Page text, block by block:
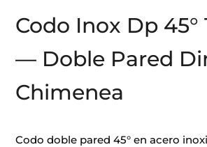
Codo Inox Dp 45°
— Doble Pared
Chimenea
Codo doble pared 45° en acero